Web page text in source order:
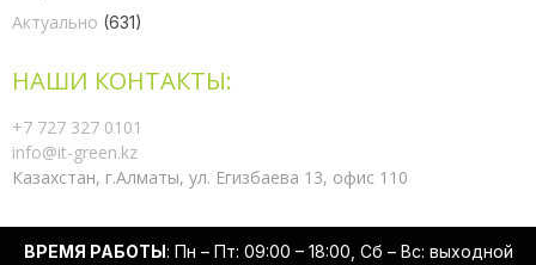
Актуально (631)
НАШИ КОНТАКТЫ:
+7 727 327 0101
info@it-green.kz
Казахстан, г.Алматы, ул. Егизбаева 13, офис 110
ВРЕМЯ РАБОТЫ: Пн – Пт: 09:00 – 18:00, Сб – Вс: выходной